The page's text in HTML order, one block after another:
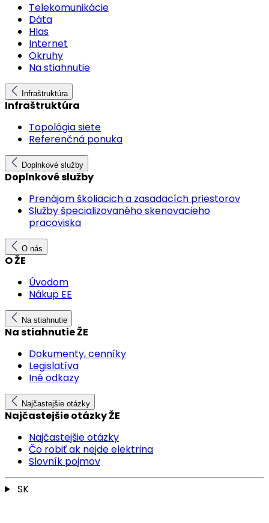
Telekomunikácie
Dáta
Hlas
Internet
Okruhy
Na stiahnutie
Infraštruktúra
Infraštruktúra
Topológia siete
Referenčná ponuka
Doplnkové služby
Doplnkové služby
Prenájom školiacich a zasadacích priestorov
Služby špecializovaného skenovacieho
pracoviska
O nás
O ŽE
Úvodom
Nákup EE
Na stiahnutie
Na stiahnutie ŽE
Dokumenty, cenníky
Legislatíva
Iné odkazy
Najčastejšie otázky
Najčastejšie otázky ŽE
Najčastejšie otázky
Čo robiť ak nejde elektrina
Slovník pojmov
SK